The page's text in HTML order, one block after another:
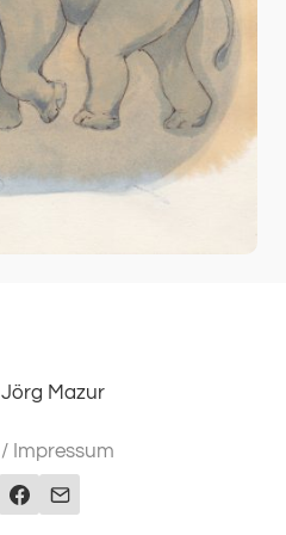
über viele Jahre fast
Atelier auf dem
habe, hielt ich sie stets
einen Hebekran oder
mit dem Museum
bemerkte, dass die
Schwebebahn seien.
Altenberggelände
ich, dass nichts
Mazur
Impressum